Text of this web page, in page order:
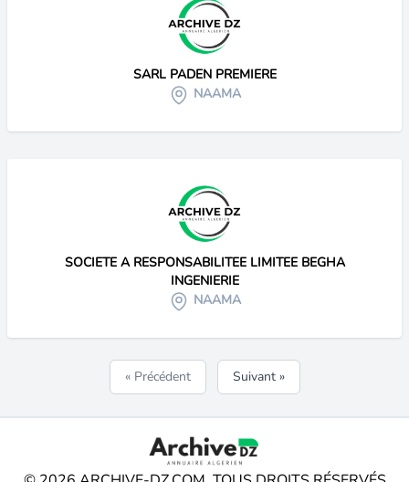
SARL PADEN PREMIERE
NAAMA
SOCIETE A RESPONSABILITEE LIMITEE BEGHA
INGENIERIE
NAAMA
« Précédent Suivant »